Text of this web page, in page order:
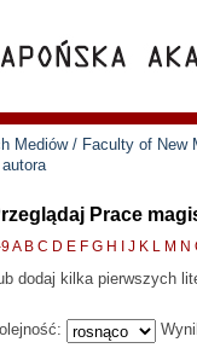
Mediów / Faculty of New
Prace
A B C D E F G H J K L M N
dodaj kilka pierwszych